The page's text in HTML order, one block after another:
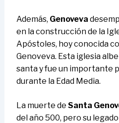
Además, Genoveva
en la construcción de la
Apóstoles, hoy conocida
Genoveva. Esta iglesia
santa y fue un importante
durante la Edad Media.
La muerte de Santa
del año 500, pero su